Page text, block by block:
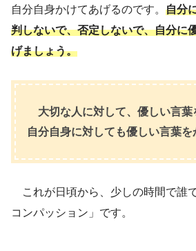
自分自身かけてあげるのです。 自分
判しないで、否定しないで、自分に
げましょう。
大切な人に対して、優しい言葉
自分自身に対しても優しい言葉を
これが日頃から、少しの時間で誰
コンパッション」です。